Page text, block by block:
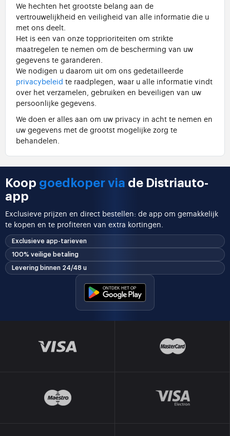
We hechten het grootste belang aan de
vertrouwelijkheid en veiligheid van alle informatie die u
met ons deelt.
Het is een van onze topprioriteiten om strikte
maatregelen te nemen om de bescherming van uw
gegevens te garanderen.
We nodigen u daarom uit om ons gedetailleerde
privacybeleid te raadplegen, waar u alle informatie vindt
over het verzamelen, gebruiken en beveiligen van uw
persoonlijke gegevens.
We doen er alles aan om uw privacy in acht te nemen en
uw gegevens met de grootst mogelijke zorg te
behandelen.
Koop goedkoper via de Distriauto-
app
Exclusieve prijzen en direct bestellen: de app om gemakkelijk
te kopen en te profiteren van extra kortingen.
Exclusieve app-tarieven
100% veilige betaling
Levering binnen 24/48 u